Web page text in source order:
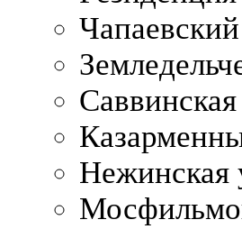
Нежинская